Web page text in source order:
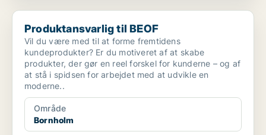
Produktansvarlig til BEOF
Produktansvarlig til BEOF
Vil du være med til at forme fremtidens
kundeprodukter? Er du motiveret af at skabe
produkter, der gør en reel forskel for kunderne – og af
at stå i spidsen for arbejdet med at udvikle en
moderne..
Område
Bornholm